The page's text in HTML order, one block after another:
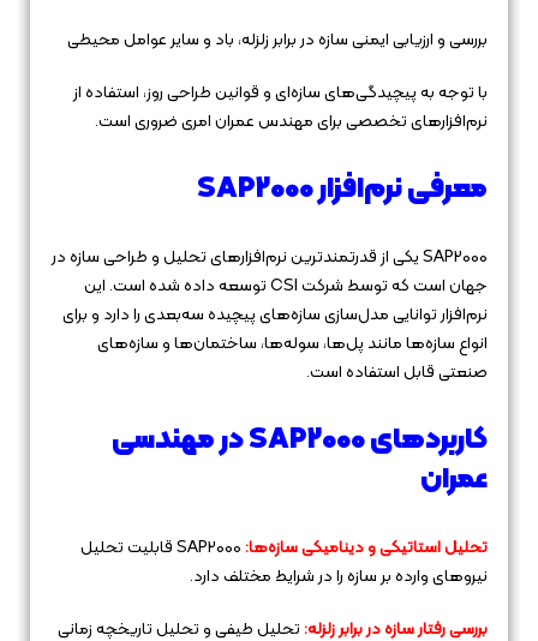
بررسی و ارزیابی ایمنی سازه در برابر زلزله، باد و سایر عوامل محیطی
با توجه به پیچیدگی‌های سازه‌ای و قوانین طراحی روز، استفاده از
نرم‌افزارهای تخصصی برای مهندس عمران امری ضروری است.
معرفی نرم‌افزار SAP2000
SAP2000 یکی از قدرتمندترین نرم‌افزارهای تحلیل و طراحی سازه در
جهان است که توسط شرکت CSI توسعه داده شده است. این
نرم‌افزار توانایی مدل‌سازی سازه‌های پیچیده سه‌بعدی را دارد و برای
انواع سازه‌ها مانند پل‌ها، سوله‌ها، ساختمان‌ها و سازه‌های
صنعتی قابل استفاده است.
کاربردهای SAP2000 در مهندسی
عمران
تحلیل استاتیکی و دینامیکی سازه‌ها:
SAP2000 قابلیت تحلیل
نیروهای وارده بر سازه را در شرایط مختلف دارد.
بررسی رفتار سازه در برابر زلزله:تحلیل طیفی و تحلیل تاریخچه زمانی